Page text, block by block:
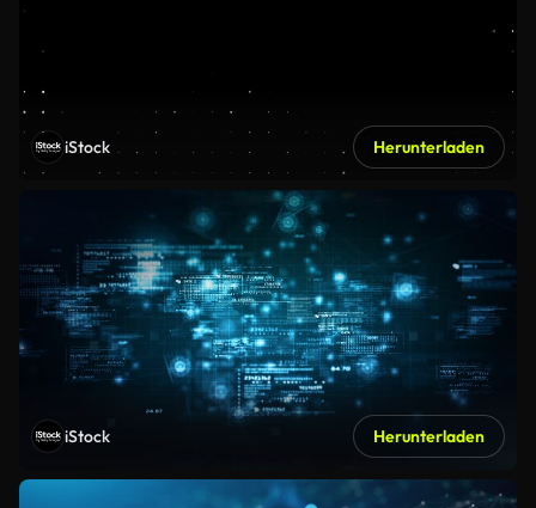
iStock Herunterladen
iStock Herunterladen